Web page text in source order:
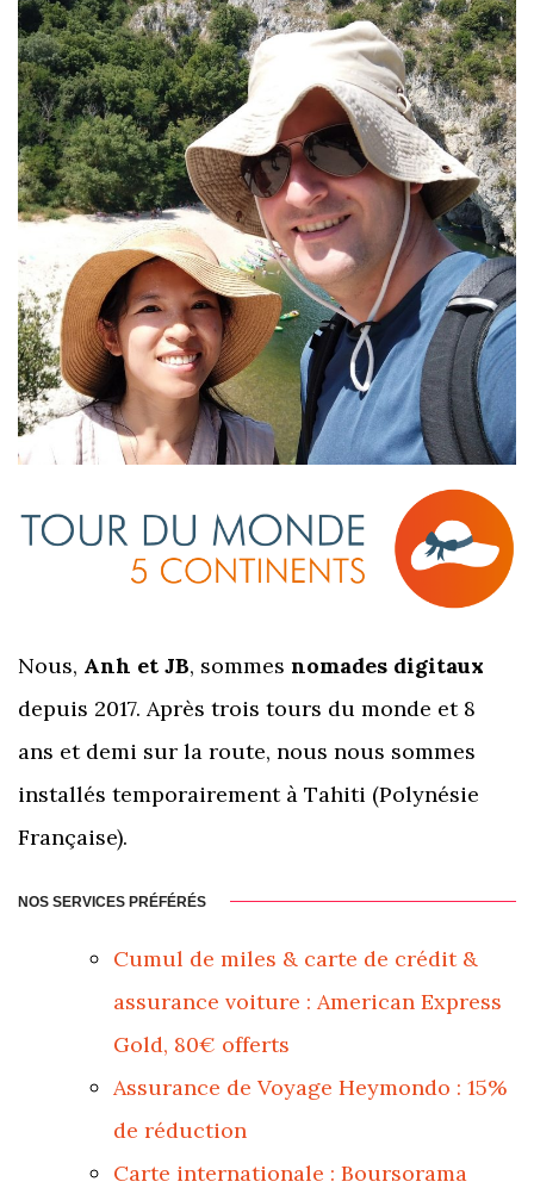
Nous, Anh et JB, sommes nomades digitaux
depuis 2017. Après trois tours du monde et 8
ans et demi sur la route, nous nous sommes
installés temporairement à Tahiti (Polynésie
Française).
NOS SERVICES PRÉFÉRÉS
Cumul de miles & carte de crédit &
assurance voiture : American Express
Gold, 80€ offerts
Assurance de Voyage Heymondo : 15%
de réduction
Carte internationale : Boursorama